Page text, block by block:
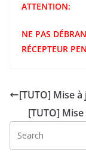
ATTENTION:
NE PAS
RÉCEPTEUR
[TUTO] Mise à
[TUTO]